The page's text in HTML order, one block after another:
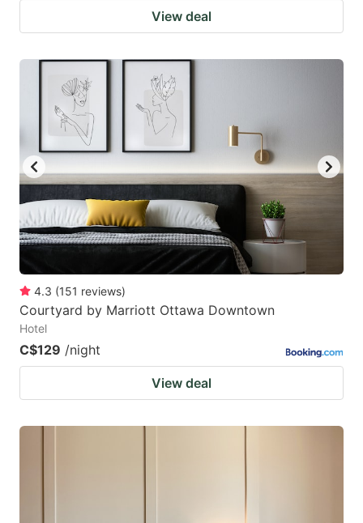
View deal
4.3 (151 reviews)
Courtyard by Marriott Ottawa Downtown
Hotel
C$129 /night
View deal